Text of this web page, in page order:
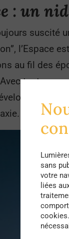
: un
suscité
l’Espace
au fil des
toutes ses
Libre
sans
votre
liées